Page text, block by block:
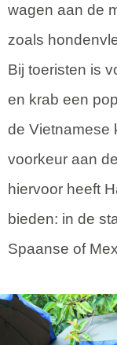
wagen aan de
zoals
Bij toeristen is
en krab een
de Vietnamese
voorkeur aan
hiervoor heeft
bieden: in de
Spaanse of